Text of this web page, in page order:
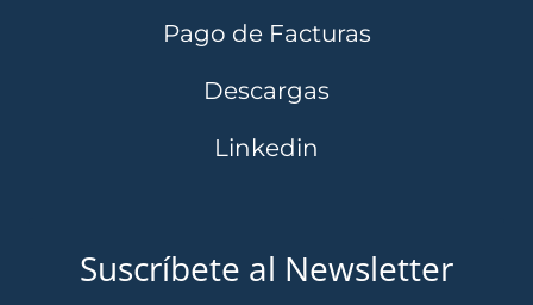
Pago de Facturas
Descargas
Linkedin
Suscríbete al Newsletter